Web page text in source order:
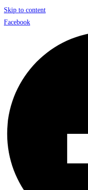
Skip to content
Facebook